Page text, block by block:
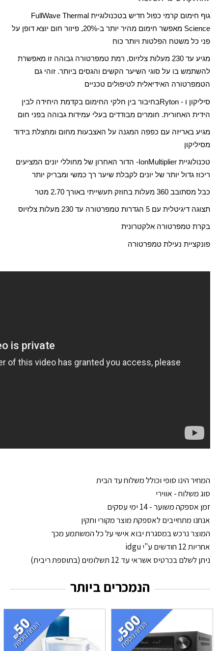
גוף חימום קרמי כפול חדיש בטכנולוגיית FullWave Thermal
Science
מאפשר חימום מהיר יותר ב-20%, פיזור חום יוצא דופן על
פני כל משטח הפלטות ויותר כוח
מגיע עד 230 מעלות צלזיוס, רמת טמפרטורה גבוהה זו מאפשרת
להשתמש בו על סוגי השיער הקשים והגסים ביותר. זוהי גם
הטמפרטורה האידיאלית לטיפולים טכניים
סיליקון ו - Rytonבחיבור בין חלקי החימום בקדמת היחידה לבין
הידית האחורית. חומרים מבודדים בעלי עמידות גבוהה בפני חום
מגיע באריזה עם כפפה המגנה על האצבעות מחום ומחצלת בידוד
מסיליקון
טכנולוגיית IonMultiplier- הדור האחרון של מחוללי יונים המציעים
ריכוז גדול יותר של יונים לקבלת שיער רך כמשי ומבריק יותר
כבל מסתובב 360 מעלות בחוזק תעשייתי באורך 2.70 מטר
תצוגה דיגיטלית עם 5 הגדרות טמפרטורה עד 230 מעלות צלזיוס
בקרת טמפרטורה אלקטרונית
פונקציית נעילת טמפרטורה
המחיר הינו סופי וכולל משלוח עד הבית
סוג משלוח - אווירי
זמן אספקה משוער - 14 ימי עסקים
אנחנו מתחייבים לאספקת מוצר מקורי ותקין
המוצר נרכש במסגרת יבוא אישי על כל המשתמע מכך
אחריות 12 חודשים ע"י idgu
ניתן לשלם בכרטיס אשראי עד 12 תשלומים (בתוספת ריבית)
הנמכרים ביותר